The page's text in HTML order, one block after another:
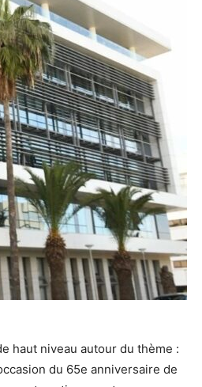
haut niveau autour du thème :
du 65e anniversaire de